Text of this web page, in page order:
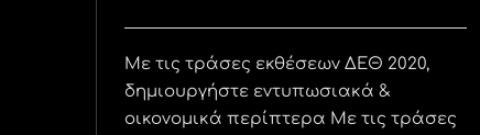
Με τις τράσες εκθέσεων ΔΕΘ 2020,
δημιουργήστε εντυπωσιακά &
οικονομικά περίπτερα Με τις τράσες